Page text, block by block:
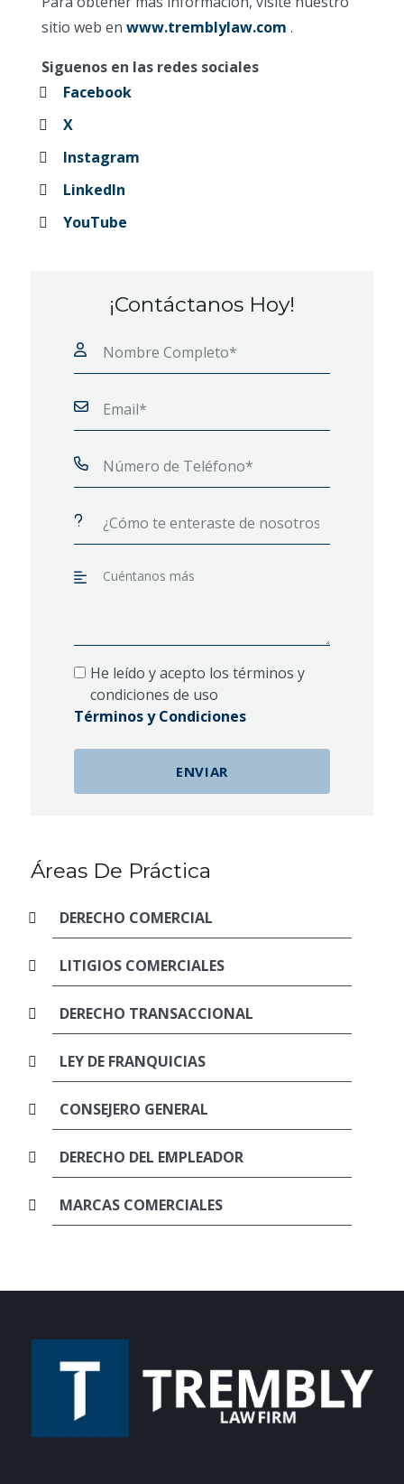
sitio web enwww.tremblylaw.com .
Siguenos en las redes sociales
Facebook
X
Instagram
LinkedIn
YouTube
¡Contáctanos Hoy!
He leído y acepto los términos y
condiciones de uso
Términos y Condiciones
Áreas De Práctica
DERECHO COMERCIAL
LITIGIOS COMERCIALES
DERECHO TRANSACCIONAL
LEY DE FRANQUICIAS
CONSEJERO GENERAL
DERECHO DEL EMPLEADOR
MARCAS COMERCIALES